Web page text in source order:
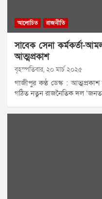
আলোচিত রাজনীতি
সাবেক সেনা কর্মকর্তা-
আত্মপ্রকাশ
বৃহস্পতিবার, ২০ মার্চ ২০২৫
গাজীপুর কণ্ঠ ডেস্ক : আত্মপ্রকাশ
গঠিত নতুন রাজনৈতিক দল